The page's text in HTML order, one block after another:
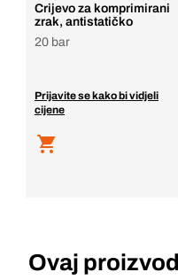
Crijevo za komprimirani
zrak, antistatičko
20 bar
Prijavite se kako bi vidjeli
cijene
Ovaj